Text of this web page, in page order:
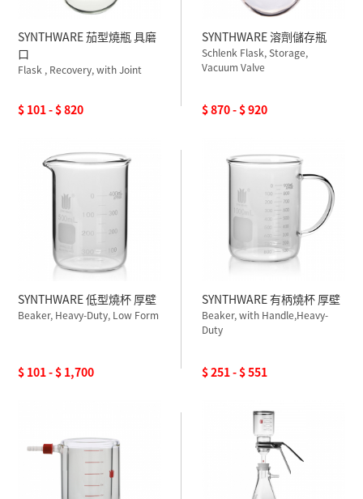
SYNTHWARE 茄型燒瓶 具磨
口
Flask , Recovery, with Joint
$ 101 - $ 820
SYNTHWARE 溶劑儲存瓶
Schlenk Flask, Storage,
Vacuum Valve
$ 870 - $ 920
SYNTHWARE 低型燒杯 厚壁
Beaker, Heavy-Duty, Low Form
$ 101 - $ 1,700
SYNTHWARE 有柄燒杯 厚壁
Beaker, with Handle,Heavy-
Duty
$ 251 - $ 551